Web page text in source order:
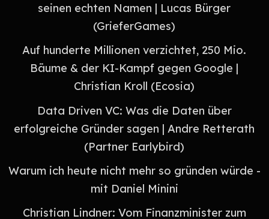
seinen echten Namen | Lucas Bürger
(GrieferGames)
Auf hunderte Millionen verzichtet, 250 Mio.
Bäume & der KI-Kampf gegen Google |
Christian Kroll (Ecosia)
Data Driven VC: Was die Daten über
erfolgreiche Gründer sagen | Andre Retterath
(Partner Earlybird)
⁠Warum ich heute nicht mehr so gründen würde -
mit Daniel Minini
Christian Lindner: Vom Finanzminister zum